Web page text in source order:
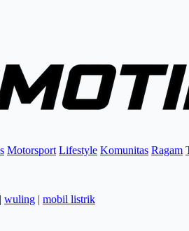
Motorsport Lifestyle Komunitas Ragam
| wuling | mobil listrik